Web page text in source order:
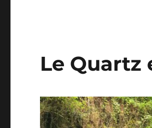
Le Quartz